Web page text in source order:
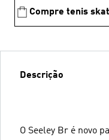
Compre tenis
Descrição
O Seeley Br é novo